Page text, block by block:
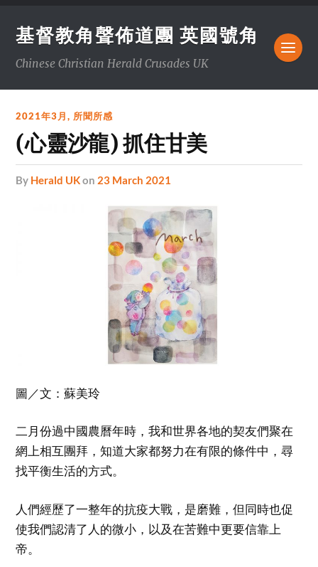
基督教角聲佈道團 英國號角
Chinese Christian Herald Crusades UK
2021年3月, 所聞所感
(心靈沙龍) 抓住甘美
by Herald UKon 23 March 2021
圖／文：蘇美玲
二月份過中國農曆年時，我和世界各地的契友們聚在
網上相互團拜，知道大家都努力在有限的條件中，尋
找平衡生活的方式。
人們經歷了一整年的抗疫大戰，是磨難，但同時也促
使我們認清了人的微小，以及在苦難中更要信靠上
帝。